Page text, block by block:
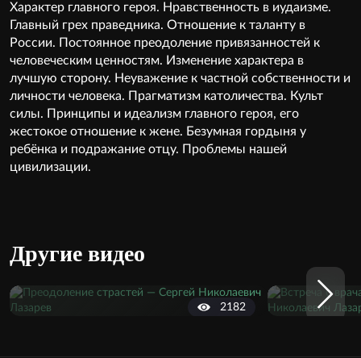
Характер главного героя. Нравственность в иудаизме.
Главный грех праведника. Отношение к таланту в
России. Постоянное преодоление привязанностей к
человеческим ценностям. Изменение характера в
лучшую сторону. Неуважение к частной собственности и
личности человека. Прагматизм католичества. Культ
силы. Принципы и идеализм главного героя, его
жестокое отношение к жене. Безумная гордыня у
ребёнка и подражание отцу. Проблемы нашей
цивилизации.
Другие видео
2182